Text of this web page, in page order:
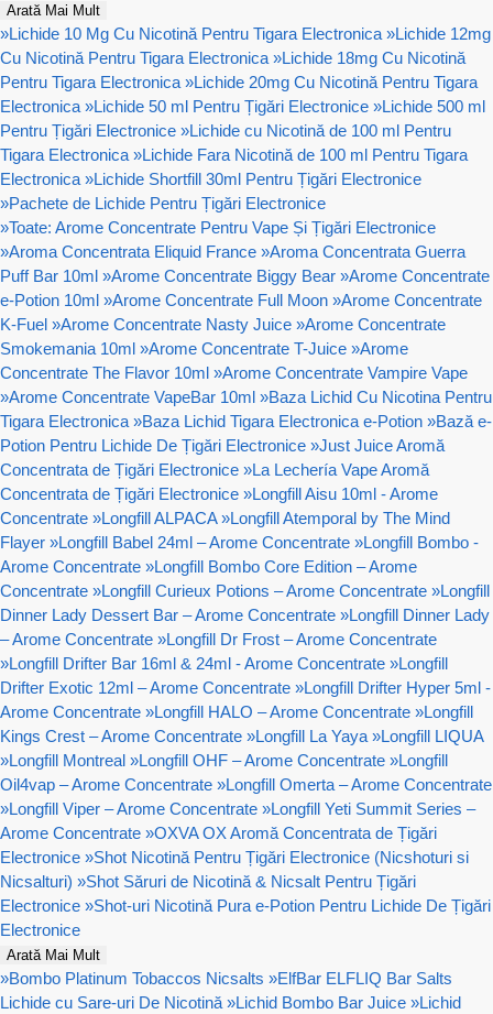
Arată Mai Mult
»Lichide 10 Mg Cu Nicotină Pentru Tigara Electronica »Lichide 12mg
Cu Nicotină Pentru Tigara Electronica »Lichide 18mg Cu Nicotină
Pentru Tigara Electronica »Lichide 20mg Cu Nicotină Pentru Tigara
Electronica »Lichide 50 ml Pentru Țigări Electronice »Lichide 500 ml
Pentru Țigări Electronice »Lichide cu Nicotină de 100 ml Pentru
Tigara Electronica »Lichide Fara Nicotină de 100 ml Pentru Tigara
Electronica »Lichide Shortfill 30ml Pentru Țigări Electronice
»Pachete de Lichide Pentru Țigări Electronice
»Toate: Arome Concentrate Pentru Vape Și Țigări Electronice
»Aroma Concentrata Eliquid France »Aroma Concentrata Guerra
Puff Bar 10ml »Arome Concentrate Biggy Bear »Arome Concentrate
e-Potion 10ml »Arome Concentrate Full Moon »Arome Concentrate
K-Fuel »Arome Concentrate Nasty Juice »Arome Concentrate
Smokemania 10ml »Arome Concentrate T-Juice »Arome
Concentrate The Flavor 10ml »Arome Concentrate Vampire Vape
»Arome Concentrate VapeBar 10ml »Baza Lichid Cu Nicotina Pentru
Tigara Electronica »Baza Lichid Tigara Electronica e-Potion »Bază e-
Potion Pentru Lichide De Țigări Electronice »Just Juice Aromă
Concentrata de Țigări Electronice »La Lechería Vape Aromă
Concentrata de Țigări Electronice »Longfill Aisu 10ml - Arome
Concentrate »Longfill ALPACA »Longfill Atemporal by The Mind
Flayer »Longfill Babel 24ml – Arome Concentrate »Longfill Bombo -
Arome Concentrate »Longfill Bombo Core Edition – Arome
Concentrate »Longfill Curieux Potions – Arome Concentrate »Longfill
Dinner Lady Dessert Bar – Arome Concentrate »Longfill Dinner Lady
– Arome Concentrate »Longfill Dr Frost – Arome Concentrate
»Longfill Drifter Bar 16ml & 24ml - Arome Concentrate »Longfill
Drifter Exotic 12ml – Arome Concentrate »Longfill Drifter Hyper 5ml -
Arome Concentrate »Longfill HALO – Arome Concentrate »Longfill
Kings Crest – Arome Concentrate »Longfill La Yaya »Longfill LIQUA
»Longfill Montreal »Longfill OHF – Arome Concentrate »Longfill
Oil4vap – Arome Concentrate »Longfill Omerta – Arome Concentrate
»Longfill Viper – Arome Concentrate »Longfill Yeti Summit Series –
Arome Concentrate »OXVA OX Aromă Concentrata de Țigări
Electronice »Shot Nicotină Pentru Țigări Electronice (Nicshoturi si
Nicsalturi) »Shot Săruri de Nicotină & Nicsalt Pentru Țigări
Electronice »Shot-uri Nicotină Pura e-Potion Pentru Lichide De Țigări
Electronice
Arată Mai Mult
»Bombo Platinum Tobaccos Nicsalts »ElfBar ELFLIQ Bar Salts
Lichide cu Sare-uri De Nicotină »Lichid Bombo Bar Juice »Lichid